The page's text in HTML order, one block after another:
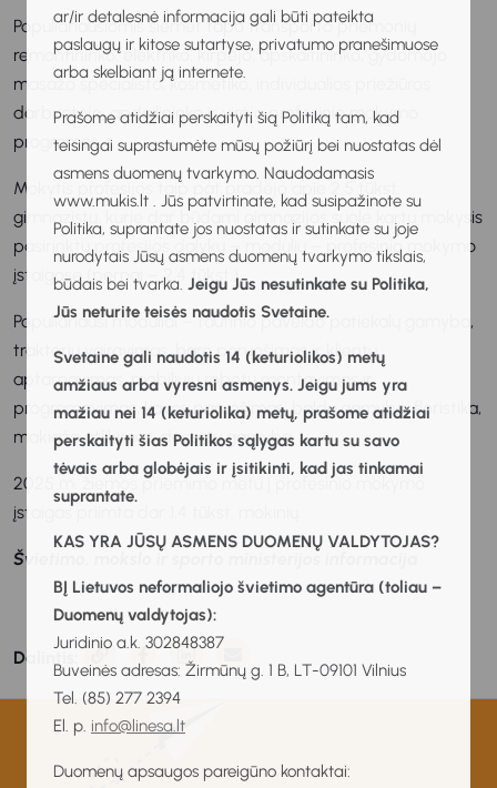
ar/ir detalesnė informacija gali būti pateikta
paslaugų ir kitose sutartyse, privatumo pranešimuose
arba skelbiant ją internete.
Prašome atidžiai perskaityti šią Politiką tam, kad
teisingai suprastumėte mūsų požiūrį bei nuostatas dėl
asmens duomenų tvarkymo. Naudodamasis
www.mukis.lt . Jūs patvirtinate, kad susipažinote su
Politika, suprantate jos nuostatas ir sutinkate su joje
nurodytais Jūsų asmens duomenų tvarkymo tikslais,
būdais bei tvarka. Jeigu Jūs nesutinkate su Politika,
Jūs neturite teisės naudotis Svetaine.
Svetaine gali naudotis 14 (keturiolikos) metų
amžiaus arba vyresni asmenys. Jeigu jums yra
mažiau nei 14 (keturiolika) metų, prašome atidžiai
perskaityti šias Politikos sąlygas kartu su savo
tėvais arba globėjais ir įsitikinti, kad jas tinkamai
suprantate.
KAS YRA JŪSŲ ASMENS DUOMENŲ VALDYTOJAS?
BĮ Lietuvos neformaliojo švietimo agentūra (toliau –
Duomenų valdytojas):
Juridinio a.k. 302848387
Buveinės adresas: Žirmūnų g. 1 B, LT-09101 Vilnius
Tel. (85) 277 2394
El. p. info@linesa.lt
Duomenų apsaugos pareigūno kontaktai:
Populiariausiomis šiemet tapo transporto priemonių
remontininko, elektriko, kirpėjo, apskaitininko, gydomojo
masažo specialisto, kosmetiko, individualios priežiūros
darbuotojo, apdailininko ir virėjo profesinio mokymo
programos.
Mokytis profesijos taip pat pradėjo apie 2,5 tūkst.
gimnazistų, kurie dar būdami gimnazijos suole kartu mokysis
pasirinktų profesijos dalykų – modulių – profesinio mokymo
įstaigose (pernai – 2,4 tūkst.).
Populiariausi moduliai – tautinio paveldo patiekalų gamyba,
traktorių vairavimas, baro paruošimas ir klientų
aptarnavimas, mobiliųjų robotų montavimas ir
programavimas, kavos paruošimas, baldų gamyba, floristika,
makiažo atlikimas, desertų gamyba.
2025 m. žiemos priėmimo metu į profesinio mokymo
įstaigas priimta dar 1,4 tūkst. mokinių.
Švietimo, mokslo ir sporto ministerijos informacija
Dalintis: